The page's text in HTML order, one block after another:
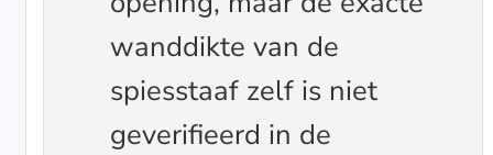
wanddikte van de
spiesstaaf zelf is niet
geverifieerd in de